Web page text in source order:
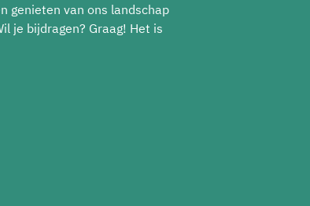
genieten van ons landschap
je bijdragen? Graag! Het is